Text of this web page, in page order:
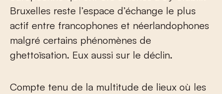
Bruxelles reste l’espace d’échange le plus
actif entre francophones et néerlandophones
malgré certains phénomènes de
ghettoïsation. Eux aussi sur le déclin.
Compte tenu de la multitude de lieux où les